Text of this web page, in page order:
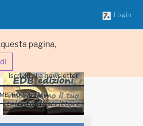
pagina,
Login
Iscriviti alla newsletter